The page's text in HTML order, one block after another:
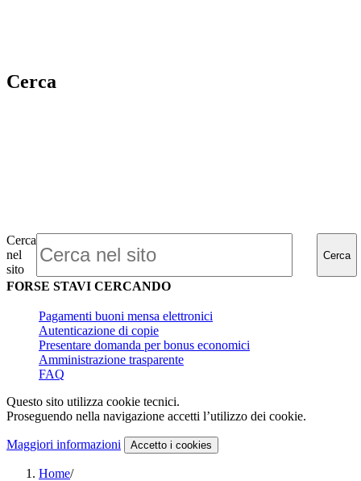
Cerca
Cerca
nel
sito
Cerca
FORSE STAVI CERCANDO
Pagamenti buoni mensa elettronici
Autenticazione di copie
Presentare domanda per bonus economici
Amministrazione trasparente
FAQ
Questo sito utilizza cookie tecnici.
Proseguendo nella navigazione accetti l’utilizzo dei cookie.
Maggiori informazioni Accetto i cookies
Home/